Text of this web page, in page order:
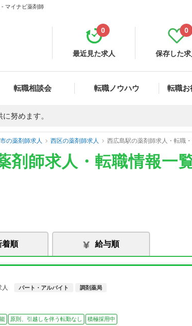
マイナビ薬剤師
最近見た求人
0
保存した求
0
転職相談会 転職ノウハウ 転職お
努めます。
の薬剤師求人 西区の薬剤師求人 西広島駅の薬剤師求人・転職
剤師求人・転職情報一
着順 給与順
パート・アルバイト 調剤薬局
原則、引越しを伴う転勤なし 積極採用中